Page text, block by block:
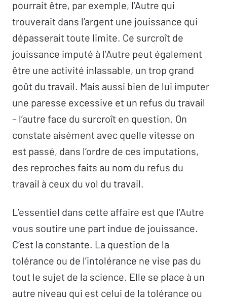
pourrait être, par exemple, l’Autre qui
trouverait dans l’argent une jouissance qui
dépasserait toute limite. Ce surcroît de
jouissance imputé à l’Autre peut également
être une activité inlassable, un trop grand
goût du travail. Mais aussi bien de lui imputer
une paresse excessive et un refus du travail
– l’autre face du surcroît en question. On
constate aisément avec quelle vitesse on
est passé, dans l’ordre de ces imputations,
des reproches faits au nom du refus du
travail à ceux du vol du travail.
L’essentiel dans cette affaire est que l’Autre
vous soutire une part indue de jouissance.
C’est la constante. La question de la
tolérance ou de l’intolérance ne vise pas du
tout le sujet de la science. Elle se place à un
autre niveau qui est celui de la tolérance ou